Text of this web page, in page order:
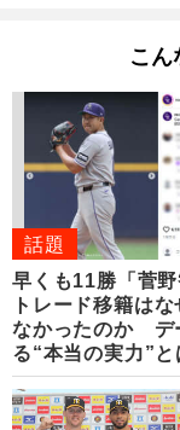
こん
話題
早くも11勝「菅
トレード移籍はな
なかったのか デ
る“本当の実力”と